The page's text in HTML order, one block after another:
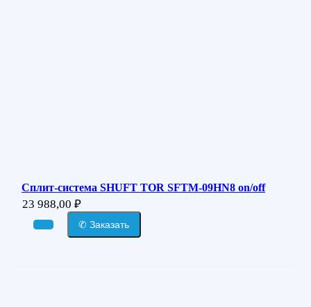
Сплит-система SHUFT TOR SFTM-09HN8 on/off
23 988,00 ₽
✆ Заказать